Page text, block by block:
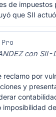
de
que SII
con
reclamo por
y
imposibilidad